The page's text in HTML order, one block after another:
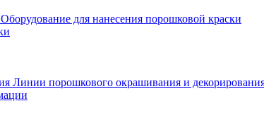
Оборудование для нанесения порошковой краски
Линии порошкового окрашивания и